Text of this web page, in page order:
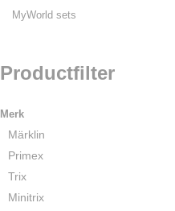
MyWorld sets
Productfilter
Merk
Märklin
Primex
Trix
Minitrix